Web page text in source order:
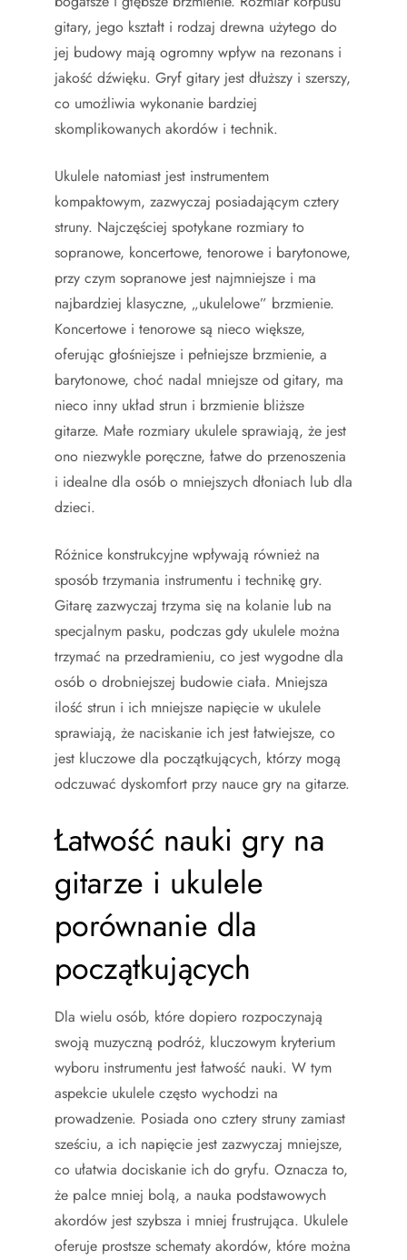
gitary, jego kształt i rodzaj drewna użytego do
jej budowy mają ogromny wpływ na rezonans i
jakość dźwięku. Gryf gitary jest dłuższy i szerszy,
co umożliwia wykonanie bardziej
skomplikowanych akordów i technik.
Ukulele natomiast jest instrumentem
kompaktowym, zazwyczaj posiadającym cztery
struny. Najczęściej spotykane rozmiary to
sopranowe, koncertowe, tenorowe i barytonowe,
przy czym sopranowe jest najmniejsze i ma
najbardziej klasyczne, „ukulelowe” brzmienie.
Koncertowe i tenorowe są nieco większe,
oferując głośniejsze i pełniejsze brzmienie, a
barytonowe, choć nadal mniejsze od gitary, ma
nieco inny układ strun i brzmienie bliższe
gitarze. Małe rozmiary ukulele sprawiają, że jest
ono niezwykle poręczne, łatwe do przenoszenia
i idealne dla osób o mniejszych dłoniach lub dla
dzieci.
Różnice konstrukcyjne wpływają również na
sposób trzymania instrumentu i technikę gry.
Gitarę zazwyczaj trzyma się na kolanie lub na
specjalnym pasku, podczas gdy ukulele można
trzymać na przedramieniu, co jest wygodne dla
osób o drobniejszej budowie ciała. Mniejsza
ilość strun i ich mniejsze napięcie w ukulele
sprawiają, że naciskanie ich jest łatwiejsze, co
jest kluczowe dla początkujących, którzy mogą
odczuwać dyskomfort przy nauce gry na gitarze.
Łatwość nauki gry na
gitarze i ukulele
porównanie dla
początkujących
Dla wielu osób, które dopiero rozpoczynają
swoją muzyczną podróż, kluczowym kryterium
wyboru instrumentu jest łatwość nauki. W tym
aspekcie ukulele często wychodzi na
prowadzenie. Posiada ono cztery struny zamiast
sześciu, a ich napięcie jest zazwyczaj mniejsze,
co ułatwia dociskanie ich do gryfu. Oznacza to,
że palce mniej bolą, a nauka podstawowych
akordów jest szybsza i mniej frustrująca. Ukulele
oferuje prostsze schematy akordów, które można